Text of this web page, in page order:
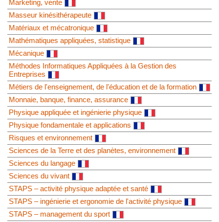
Marketing, vente
Masseur kinésithérapeute
Matériaux et mécatronique
Mathématiques appliquées, statistique
Mécanique
Méthodes Informatiques Appliquées à la Gestion des
Entreprises
Métiers de l'enseignement, de l'éducation et de la formation
Monnaie, banque, finance, assurance
Physique appliquée et ingénierie physique
Physique fondamentale et applications
Risques et environnement
Sciences de la Terre et des planètes, environnement
Sciences du langage
Sciences du vivant
STAPS – activité physique adaptée et santé
STAPS – ingénierie et ergonomie de l'activité physique
STAPS – management du sport